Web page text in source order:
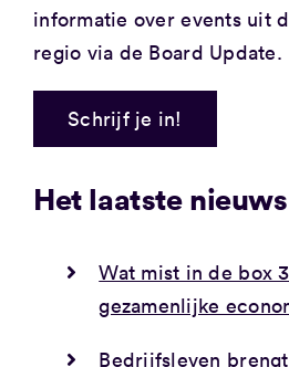
informatie over eventsuit
regio via de Board Update.
Schrijf je in!
Het laatste nieuws
Wat mist in de box
gezamenlijke
Bedrijfsleven